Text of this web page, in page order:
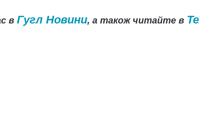
в Гугл Новини, а також читайте в